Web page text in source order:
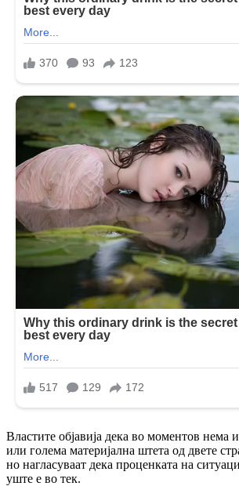
Властите објавија дека во моментов нема
или голема материјална штета од двете
но нагласуваат дека проценката на
уште е во тек.